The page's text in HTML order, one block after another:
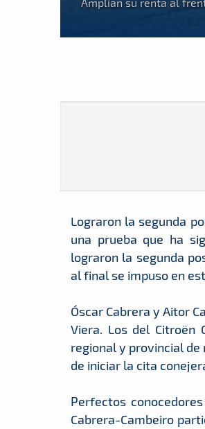
Lograron la segunda
una prueba que ha
lograron la segunda
al final se impuso en
Óscar Cabrera y Aitor
Viera. Los del Citroën
regional y provincial
de iniciar la cita
Perfectos
Cabrera-Cambeiro